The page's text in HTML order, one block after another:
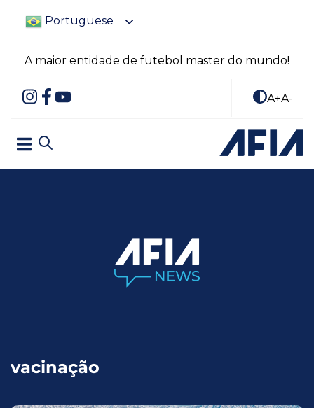
Portuguese
A maior entidade de futebol master do mundo!
A+A-
vacinação